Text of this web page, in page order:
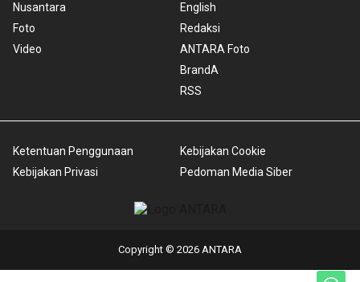
Nusantara
Foto
Video
English
Redaksi
ANTARA Foto
BrandA
RSS
Ketentuan Penggunaan
Kebijakan Privasi
Kebijakan Cookie
Pedoman Media Siber
Copyright © 2026 ANTARA